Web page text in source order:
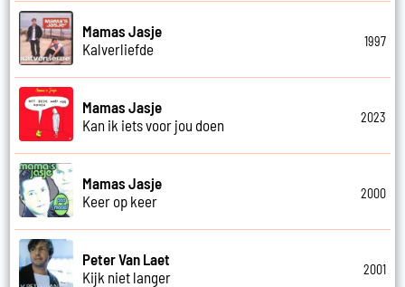
Mamas Jasje
Kalverliefde
1997
Mamas Jasje
Kan ik iets voor jou doen
2023
Mamas Jasje
Keer op keer
2000
Peter Van Laet
Kijk niet langer
2001